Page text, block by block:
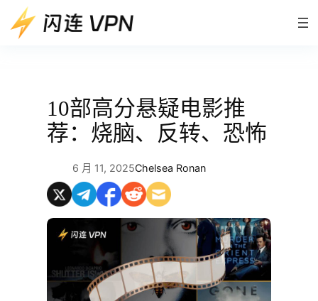
至
10部高分悬疑电影推
荐：烧脑、反转、恐怖
6 月 11, 2025Chelsea Ronan